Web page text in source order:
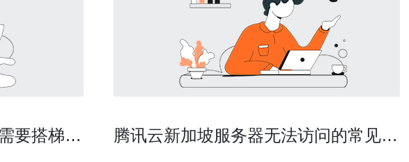
要搭梯
腾讯云新加坡服务器无法访问的常见原